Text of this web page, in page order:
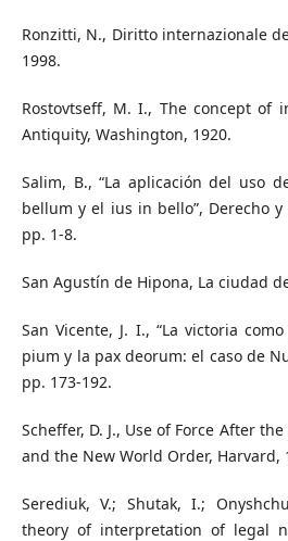
Ronzitti, N., Diritto internazionale
1998.
Rostovtseff, M. I., The concept of
Antiquity, Washington, 1920.
Salim, B., “La aplicación del uso
bellum y el ius in bello”, Derecho y
pp. 1-8.
San Agustín de Hipona, La ciudad
San Vicente, J. I., “La victoria
pium y la pax deorum: el caso de
pp. 173-192.
Scheffer, D. J., Use of Force After
and the New World Order, Harvard,
Serediuk, V.; Shutak, I.;
theory of interpretation of legal